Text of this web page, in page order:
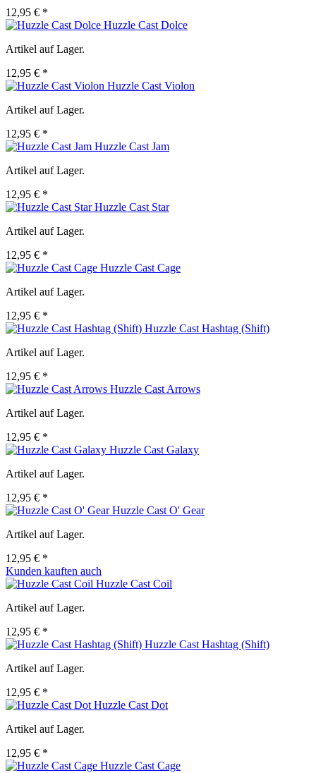
12,95 € *
Huzzle Cast Dolce
Artikel auf Lager.
12,95 € *
Huzzle Cast Violon
Artikel auf Lager.
12,95 € *
Huzzle Cast Jam
Artikel auf Lager.
12,95 € *
Huzzle Cast Star
Artikel auf Lager.
12,95 € *
Huzzle Cast Cage
Artikel auf Lager.
12,95 € *
Huzzle Cast Hashtag (Shift)
Artikel auf Lager.
12,95 € *
Huzzle Cast Arrows
Artikel auf Lager.
12,95 € *
Huzzle Cast Galaxy
Artikel auf Lager.
12,95 € *
Huzzle Cast O' Gear
Artikel auf Lager.
12,95 € *
Kunden kauften auch
Huzzle Cast Coil
Artikel auf Lager.
12,95 € *
Huzzle Cast Hashtag (Shift)
Artikel auf Lager.
12,95 € *
Huzzle Cast Dot
Artikel auf Lager.
12,95 € *
Huzzle Cast Cage